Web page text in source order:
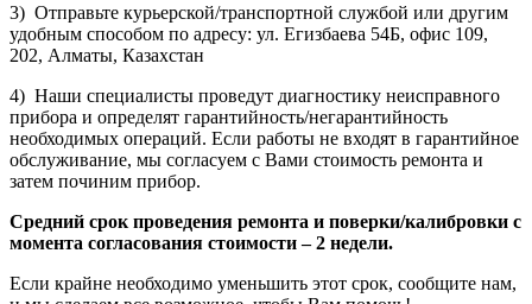
3) Отправьте курьерской/транспортной службой или другим
удобным способом по адресу: ул. Егизбаева 54Б, офис 109,
202, Алматы, Казахстан
4) Наши специалисты проведут диагностику неисправного
прибора и определят гарантийность/негарантийность
необходимых операций. Если работы не входят в гарантийное
обслуживание, мы согласуем с Вами стоимость ремонта и
затем починим прибор.
Средний срок проведения ремонта и поверки/калибровки с
момента согласования стоимости – 2 недели.
Если крайне необходимо уменьшить этот срок, сообщите нам,